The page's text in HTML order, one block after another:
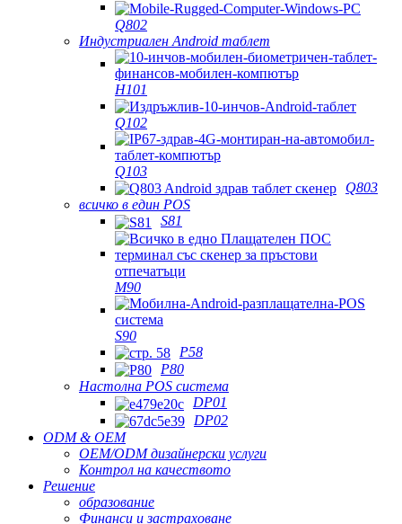
Q802
Индустриален Android таблет
H101
Q102
Q103
Q803
всичко в един POS
S81
M90
S90
P58
P80
Настолна POS система
DP01
DP02
ODM & OEM
OEM/ODM дизайнерски услуги
Контрол на качеството
Решение
образование
Финанси и застраховане